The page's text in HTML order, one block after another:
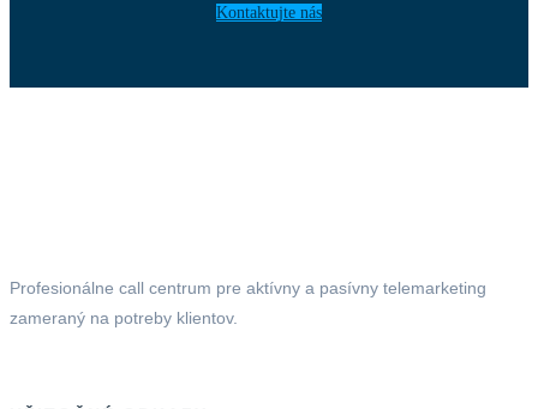
Kontaktujte nás
Profesionálne call centrum pre aktívny a pasívny telemarketing
zameraný na potreby klientov.